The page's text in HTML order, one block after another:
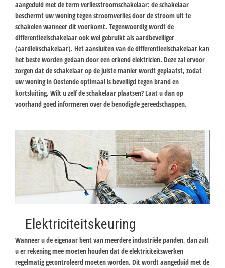
aangeduid met de term verliesstroomschakelaar: de schakelaar
beschermt uw woning tegen stroomverlies door de stroom uit te
schakelen wanneer dit voorkomt. Tegenwoordig wordt de
differentieelschakelaar ook wel gebruikt als aardbeveiliger
(aardlekschakelaar). Het aansluiten van de differentieelschakelaar kan
het beste worden gedaan door een erkend elektricien. Deze zal ervoor
zorgen dat de schakelaar op de juiste manier wordt geplaatst, zodat
uw woning in Oostende optimaal is beveiligd tegen brand en
kortsluiting. Wilt u zelf de schakelaar plaatsen? Laat u dan op
voorhand goed informeren over de benodigde gereedschappen.
Elektriciteitskeuring
Wanneer u de eigenaar bent van meerdere industriële panden, dan zult
u er rekening mee moeten houden dat de elektriciteitswerken
regelmatig gecontroleerd moeten worden. Dit wordt aangeduid met de